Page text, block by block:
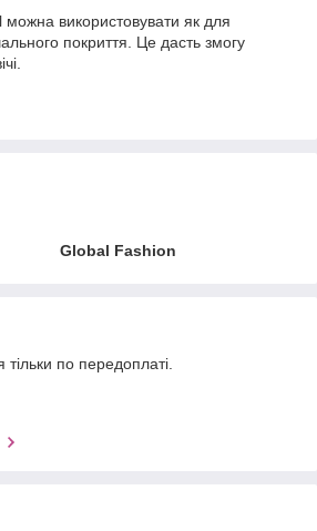
використовувати як для
покриття. Це дасть змогу
Global Fashion
тільки по передоплаті.